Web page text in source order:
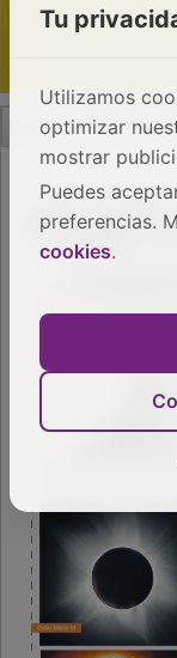
PUBLICIDAD
Tu
Utilizamos
optimizar
mostrar
Puedes
preferencias.
cookies.